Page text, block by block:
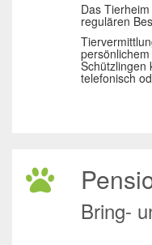
Das
regulären
Schützlingen
telefonisch
Bring-